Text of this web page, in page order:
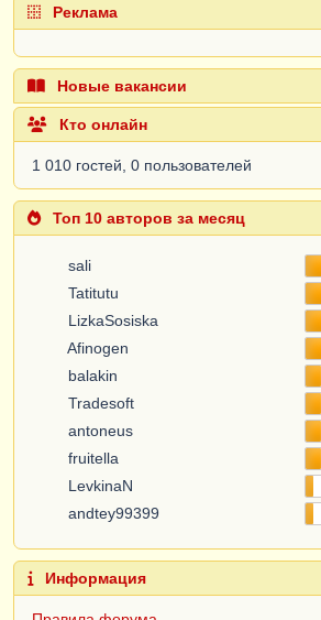
Реклама
Новые вакансии
Кто онлайн
1 010 гостей, 0 пользователей
Топ 10 авторов за месяц
sali
Tatitutu
LizkaSosiska
Afinogen
balakin
Tradesoft
antoneus
fruitella
LevkinaN
andtey99399
Информация